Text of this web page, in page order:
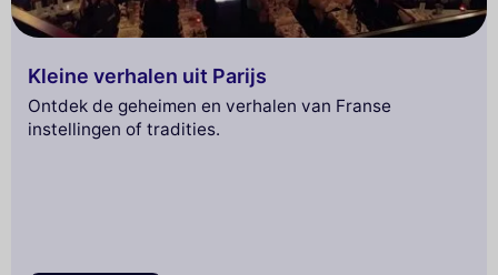
Kleine verhalen uit Parijs
Ontdek de geheimen en verhalen van Franse
instellingen of tradities.